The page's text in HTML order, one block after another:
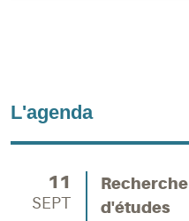
L'agenda
11
SEPT
Recherche
d'études